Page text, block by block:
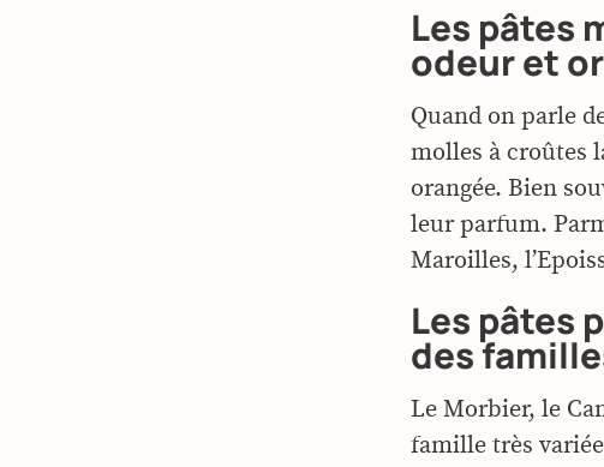
Les pâtes
odeur et
Quand on parle
molles à croûtes
orangée. Bien
leur parfum.
Maroilles,
Les pâtes
des
Le Morbier, le
famille très